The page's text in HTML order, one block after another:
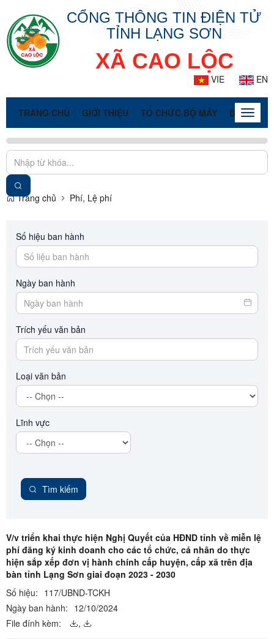
CỔNG THÔNG TIN ĐIỆN TỬ
TỈNH LẠNG SƠN
XÃ CAO LỘC
VIE EN
TRANG CHỦ GIỚI THIỆU TỔ CHỨC BỘ MÁY DOANH
Toggle
Trang chủ Phí, Lệ phí
Số hiệu ban hành
Ngày ban hành
Trích yếu văn bản
Loại văn bản
Lĩnh vực
Tìm kiếm
V/v triển khai thực hiện Nghị Quyết của HĐND tỉnh về miễn lệ
phí đăng ký kinh doanh cho các tổ chức, cá nhân do thực
hiện sắp xếp đơn vị hành chính cấp huyện, cấp xã trên địa
bàn tỉnh Lạng Sơn giai đoạn 2023 - 2030
Số hiệu: 117/UBND-TCKH
Ngày ban hành: 12/10/2024
File đính kèm:
,